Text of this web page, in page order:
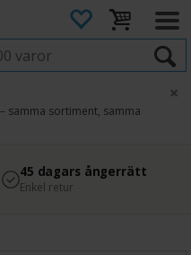
– samma sortiment, samma
×
Säker betalning
med Svea
45 dagars ångerrätt
Enkel retur